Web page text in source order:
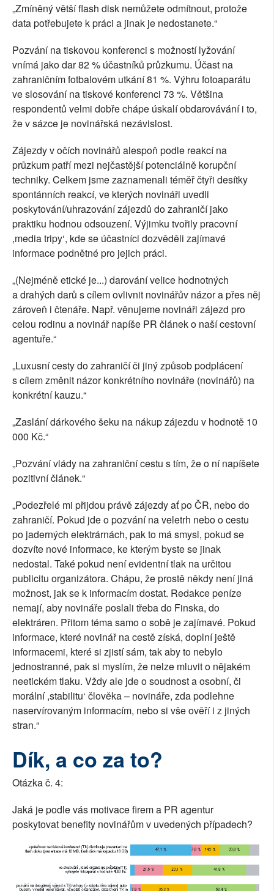
„Zmíněný větší flash disk nemůžete odmítnout, protože
data potřebujete k práci a jinak je nedostanete.“
Pozvání na tiskovou konferenci s možností lyžování
vnímá jako dar 82 % účastníků průzkumu. Účast na
zahraničním fotbalovém utkání 81 %. Výhru fotoaparátu
ve slosování na tiskové konferenci 73 %. Většina
respondentů velmi dobře chápe úskalí obdarovávání i to,
že v sázce je novinářská nezávislost.
Zájezdy v očích novinářů alespoň podle reakcí na
průzkum patří mezi nejčastější potenciálně korupční
techniky. Celkem jsme zaznamenali téměř čtyři desítky
spontánních reakcí, ve kterých novináři uvedli
poskytování/uhrazování zájezdů do zahraničí jako
praktiku hodnou odsouzení. Výjimku tvořily pracovní
,media tripy‘, kde se účastníci dozvěděli zajímavé
informace podnětné pro jejich práci.
„(Nejméně etické je...) darování velice hodnotných
a drahých darů s cílem ovlivnit novinářův názor a přes něj
zároveň i čtenáře. Např. věnujeme novináři zájezd pro
celou rodinu a novinář napíše PR článek o naší cestovní
agentuře.“
„Luxusní cesty do zahraničí či jiný způsob podplácení
s cílem změnit názor konkrétního novináře (novinářů) na
konkrétní kauzu.“
„Zaslání dárkového šeku na nákup zájezdu v hodnotě 10
000 Kč.“
„Pozvání vlády na zahraniční cestu s tím, že o ní napíšete
pozitivní článek.“
„Podezřelé mi přijdou právě zájezdy ať po ČR, nebo do
zahraničí. Pokud jde o pozvání na veletrh nebo o cestu
po jaderných elektrárnách, pak to má smysl, pokud se
dozvíte nové informace, ke kterým byste se jinak
nedostal. Také pokud není evidentní tlak na určitou
publicitu organizátora. Chápu, že prostě někdy není jiná
možnost, jak se k informacím dostat. Redakce peníze
nemají, aby novináře poslali třeba do Finska, do
elektráren. Přitom téma samo o sobě je zajímavé. Pokud
informace, které novinář na cestě získá, doplní ještě
informacemi, které si zjistí sám, tak aby to nebylo
jednostranné, pak si myslím, že nelze mluvit o nějakém
neetickém tlaku. Vždy ale jde o soudnost a osobní, či
morální ,stabilitu‘ člověka – novináře, zda podlehne
naservírovaným informacím, nebo si vše ověří i z jiných
stran.“
Dík, a co za to?
Otázka č. 4:
Jaká je podle vás motivace firem a PR agentur
poskytovat benefity novinářům v uvedených případech?